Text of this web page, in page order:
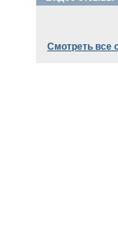
Смотреть все